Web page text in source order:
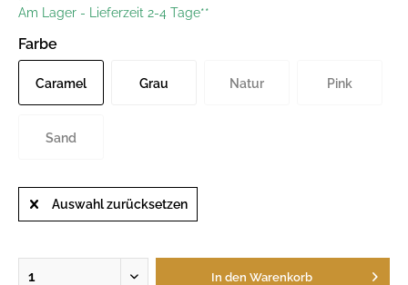
Am Lager - Lieferzeit 2-4 Tage**
Farbe
Caramel Grau Natur Pink
Sand
Auswahl zurücksetzen
In den Warenkorb